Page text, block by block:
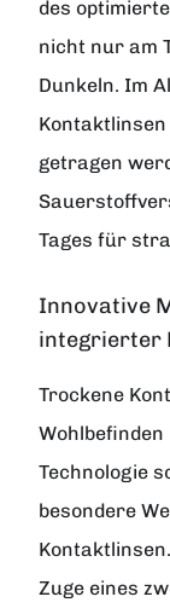
des
nicht nur am
Dunkeln. Im
getragen
Tages für
Innovative
integrierter
Trockene
Technologie
besondere
Zuge eines